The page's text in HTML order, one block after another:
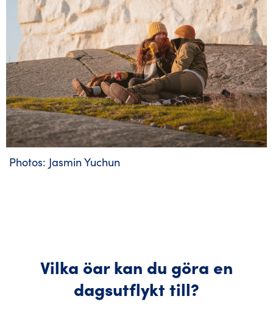
Photos: Jasmin Yuchun
Vilka öar kan du göra en
dagsutflykt till?